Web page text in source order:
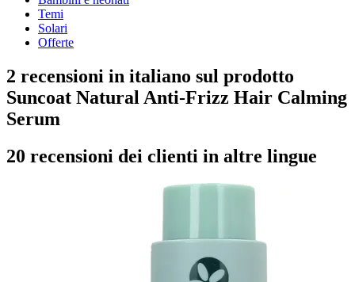
Temi
Solari
Offerte
2 recensioni in italiano sul prodotto
Suncoat Natural Anti-Frizz Hair Calming
Serum
20 recensioni dei clienti in altre lingue